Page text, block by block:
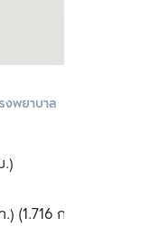
งพยาบาล
(1.716 กม.)